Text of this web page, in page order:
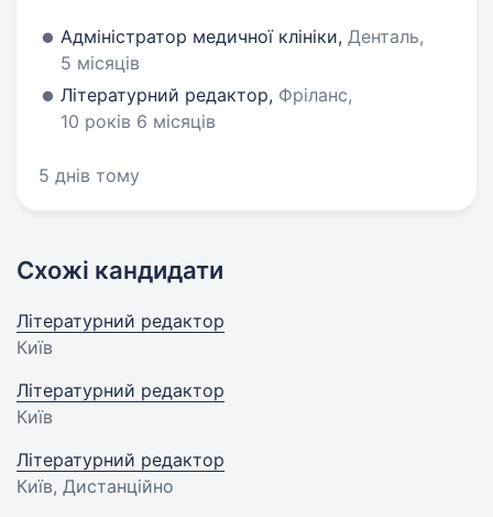
Адміністратор медичної клініки, Денталь,
5 місяців
Літературний редактор, Фріланс,
10 років 6 місяців
5 днів тому
Схожі кандидати
Літературний редактор
Київ
Літературний редактор
Київ
Літературний редактор
Київ, Дистанційно